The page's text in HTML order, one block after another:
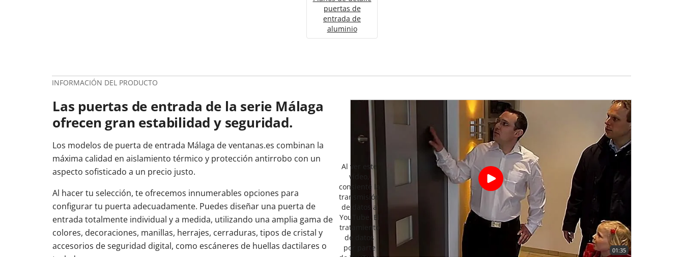
puertas de
entrada de
aluminio
INFORMACIÓN DEL PRODUCTO
Las puertas de entrada de la serie Málaga
ofrecen gran estabilidad y seguridad.
Los modelos de puerta de entrada Málaga de ventanas.es combinan la
máxima calidad en aislamiento térmico y protección antirrobo con un
aspecto sofisticado a un precio justo.
Al hacer tu selección, te ofrecemos innumerables opciones para
configurar tu puerta adecuadamente. Puedes diseñar una puerta de
entrada totalmente individual y a medida, utilizando una amplia gama de
colores, decoraciones, manillas, herrajes, cerraduras, tipos de cristal y
accesorios de seguridad digital, como escáneres de huellas dactilares o
Al ver este
vídeo,
consiente la
transmisión
de datos a
YouTube. El
tratamiento
de datos
por parte
01:35